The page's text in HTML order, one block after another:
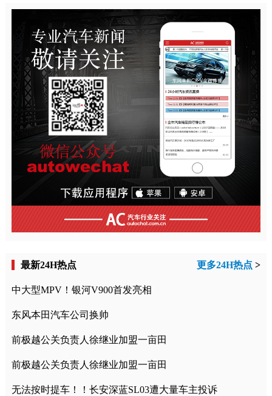
最新24H热点 更多24H热点 >
中大型MPV！银河V900首发亮相
东风本田汽车公司换帅
前极越公关负责人徐继业加盟一亩田
前极越公关负责人徐继业加盟一亩田
无法按时提车！！长安深蓝SL03遭大量车主投诉